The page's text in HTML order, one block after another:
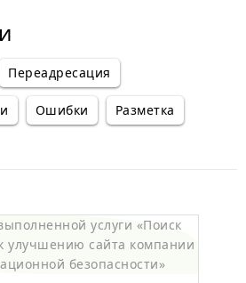
Переадресация
Ошибки Разметка